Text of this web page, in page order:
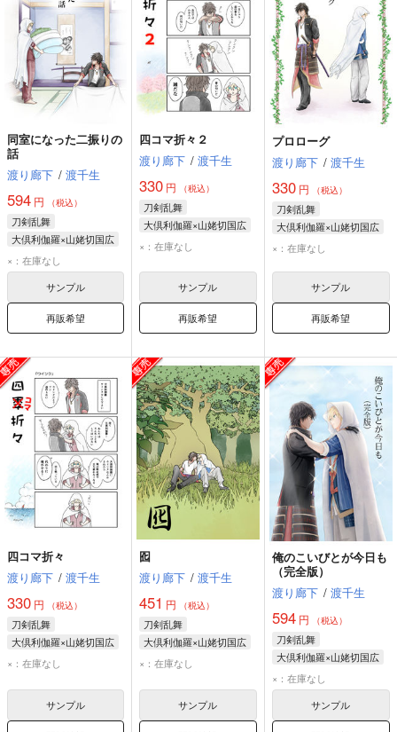
同室になった二振りの
話
渡り廊下 / 渡千生
594 円 （税込）
刀剣乱舞
大倶利伽羅×山姥切国広
大倶利伽羅
山姥切国広
×：在庫なし
サンプル
再販希望
四コマ折々２
渡り廊下 / 渡千生
330 円 （税込）
刀剣乱舞
大倶利伽羅×山姥切国広
大倶利伽羅
×：在庫なし
サンプル
再販希望
プロローグ
渡り廊下 / 渡千生
330円 （税込）
刀剣乱舞
大倶利伽羅×山姥切国広
大倶利伽羅
×：在庫なし
サンプル
再販希望
四コマ折々
渡り廊下 / 渡千生
330 円 （税込）
刀剣乱舞
大倶利伽羅×山姥切国広
大倶利伽羅
×：在庫なし
サンプル
囮
渡り廊下 / 渡千生
451 円 （税込）
刀剣乱舞
大倶利伽羅×山姥切国広
大倶利伽羅
×：在庫なし
サンプル
俺のこいびとが今日も
（完全版）
渡り廊下 / 渡千生
594円 （税込）
刀剣乱舞
大倶利伽羅×山姥切国広
大倶利伽羅
山姥切国広
×：在庫なし
サンプル